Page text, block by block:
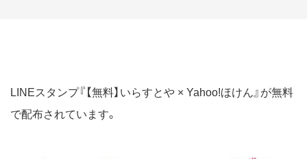
LINEスタンプ『【無料】いらすとや × Yahoo!ほけん』が無料
で配布されています。